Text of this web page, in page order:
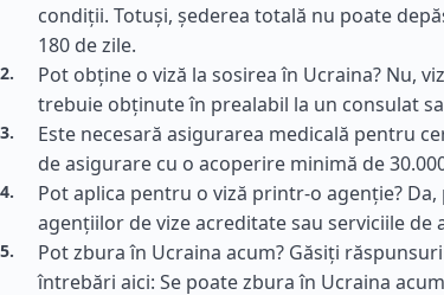
condiții. Totuși, șederea totală nu poate
180 de zile.
Pot obține o viză la sosirea în Ucraina? Nu,
trebuie obținute în prealabil la un consulat
Este necesară asigurarea medicală pentru
de asigurare cu o acoperire minimă de
Pot aplica pentru o viză printr-o agenție?
agențiilor de vize acreditate sau serviciile de
Pot zbura în Ucraina acum? Găsiți
întrebări aici: Se poate zbura în Ucraina